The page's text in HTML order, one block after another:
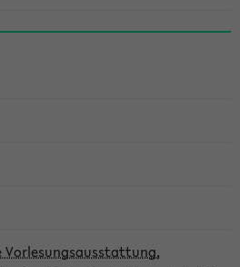
Vorlesungsausstattung,